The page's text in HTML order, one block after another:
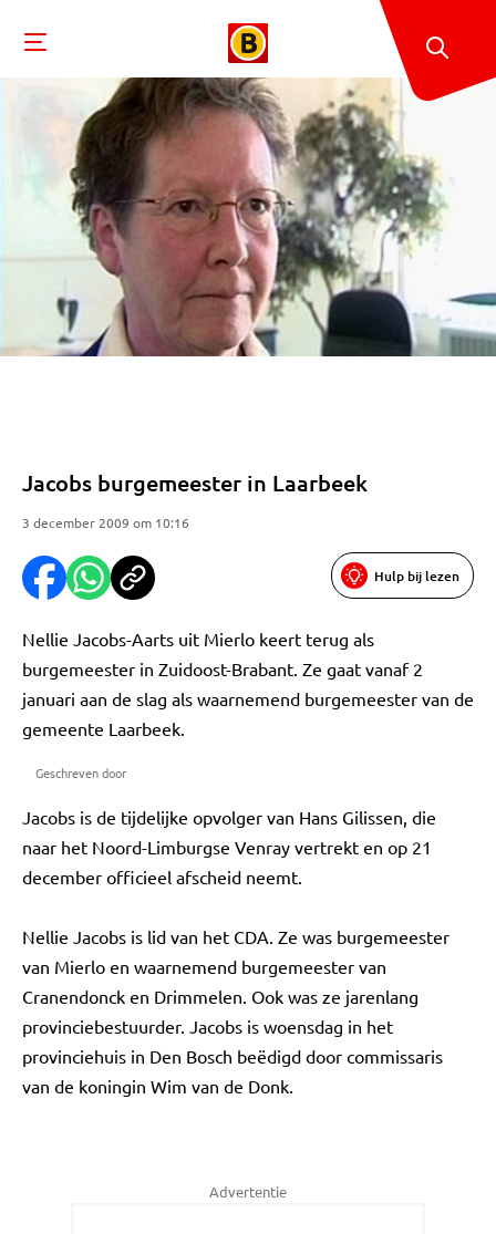
Jacobs burgemeester in Laarbeek
3 december 2009 om 10:16
Hulp bij lezen
Nellie Jacobs-Aarts uit Mierlo keert terug als
burgemeester in Zuidoost-Brabant. Ze gaat vanaf 2
januari aan de slag als waarnemend burgemeester van de
gemeente Laarbeek.
Geschreven door
Jacobs is de tijdelijke opvolger van Hans Gilissen, die
naar het Noord-Limburgse Venray vertrekt en op 21
december officieel afscheid neemt.
Nellie Jacobs is lid van het CDA. Ze was burgemeester
van Mierlo en waarnemend burgemeester van
Cranendonck en Drimmelen. Ook was ze jarenlang
provinciebestuurder. Jacobs is woensdag in het
provinciehuis in Den Bosch beëdigd door commissaris
van de koningin Wim van de Donk.
Advertentie